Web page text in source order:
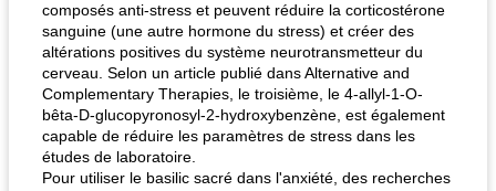
fiesta tostadas le méga's jopp joes
composés anti-stress et peuvent réduire la corticostérone
sanguine (une autre hormone du stress) et créer des
altérations positives du système neurotransmetteur du
cerveau. Selon un article publié dans Alternative and
Complementary Therapies, le troisième, le 4-allyl-1-O-
bêta-D-glucopyronosyl-2-hydroxybenzène, est également
capable de réduire les paramètres de stress dans les
études de laboratoire.
Pour utiliser le basilic sacré dans l'anxiété, des recherches